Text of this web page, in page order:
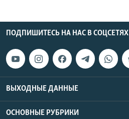
ПОДПИШИТЕСЬ НА НАС В СОЦСЕТЯХ
ВЫХОДНЫЕ ДАННЫЕ
ОСНОВНЫЕ РУБРИКИ